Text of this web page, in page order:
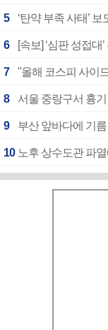
5
6
7 "올해 코스피 사이
8 서울 중랑구서 흉
9 부산 앞바다에 기
10 노후 상수도관 파